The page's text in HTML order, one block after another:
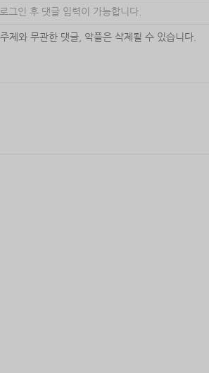
로그인 후 댓글 입력이 가능합니다.